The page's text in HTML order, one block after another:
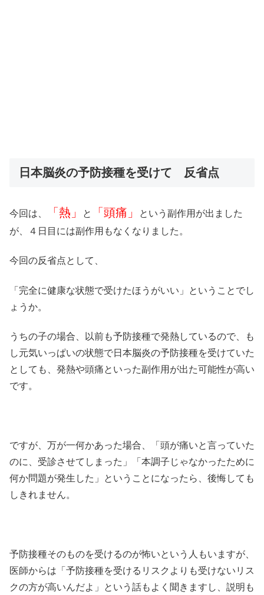
日本脳炎の予防接種を受けて 反省点
今回は、 「熱」 と 「頭痛」
という副作用が出ました
が、４日目には副作用もなくなりました。
今回の反省点として、
「完全に健康な状態で受けたほうがいい」ということでし
ょうか。
うちの子の場合、以前も予防接種で発熱しているので、も
し元気いっぱいの状態で日本脳炎の予防接種を受けていた
としても、発熱や頭痛といった副作用が出た可能性が高い
です。
ですが、万が一何かあった場合、「頭が痛いと言っていた
のに、受診させてしまった」「本調子じゃなかったために
何か問題が発生した」ということになったら、後悔しても
しきれません。
予防接種そのものを受けるのが怖いという人もいますが、
医師からは「予防接種を受けるリスクよりも受けないリス
クの方が高いんだよ」という話もよく聞きますし、説明も